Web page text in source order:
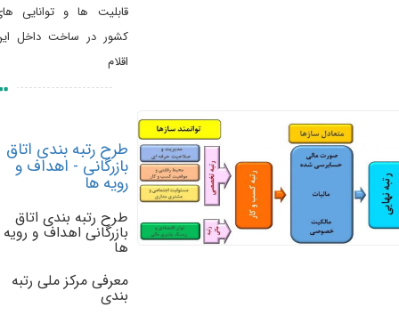
قابلیت ها و توانایی های
کشور در ساخت داخل این
اقلام
طرح رتبه بندی اتاق
بازرگانی - اهداف و
رویه ها
طرح رتبه بندی اتاق
بازرگانی اهداف و رویه
ها
معرفی مرکز ملی رتبه
بندی